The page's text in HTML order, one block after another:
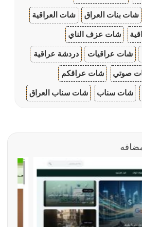
شات بنات العراق شات العراقية
شات عزف الناي
شات عراقيات دردشة عراقية
صوتي شات عراقكم
شات سناب شات سناب العراق